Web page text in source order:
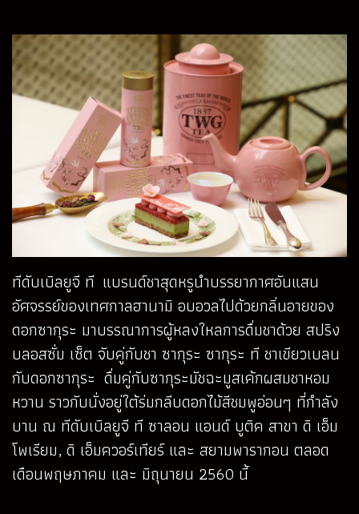
ทีดับเบิลยูจี ที แบรนด์ชาสุดหรูนำบรรยากาศอันแสน
อัศจรรย์ของเทศกาลฮานามิ อบอวลไปด้วยกลิ่นอายของ
ดอกซากุระ มาบรรณาการผู้หลงใหลการดื่มชาด้วย สปริง
บลอสซั่ม เซ็ต จับคู่กับชา ซากุระ ซากุระ ที ชาเขียวเบลน
กับดอกซากุระ ดื่มคู่กับซากุระมัชฉะมูสเค้กผสมชาหอม
หวาน ราวกับนั่งอยู่ใต้ร่มกลีบดอกไม้สีชมพูอ่อนๆ ที่กำลัง
บาน ณ ทีดับเบิลยูจี ที ซาลอน แอนด์ บูติค สาขา ดิ เอ็ม
โพเรียม, ดิ เอ็มควอร์เทียร์ และ สยามพารากอน ตลอด
เดือนพฤษภาคม และ มิถุนายน 2560 นี้